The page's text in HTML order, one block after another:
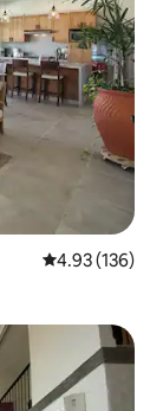
औसत रेटिंग 5 में से
4.93 (136)